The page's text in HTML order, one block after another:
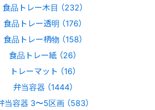
食品トレー木目 （232）
食品トレー透明 （176）
食品トレー柄物 （158）
食品トレー紙 （26）
トレーマット （16）
弁当容器 （1444）
当容器 3〜5区画 （583）